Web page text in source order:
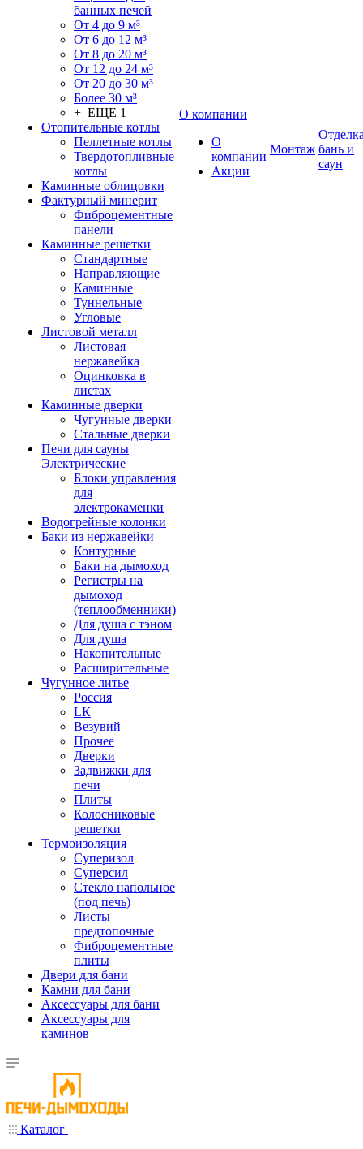
банных печей
От 4 до 9 м³
От 6 до 12 м³
От 8 до 20 м³
От 12 до 24 м³
От 20 до 30 м³
Более 30 м³
+ ЕЩЕ 1
Отопительные котлы
Пеллетные котлы
Твердотопливные
котлы
Каминные облицовки
Фактурный минерит
Фиброцементные
панели
Каминные решетки
Стандартные
Направляющие
Каминные
Туннельные
Угловые
Листовой металл
Листовая
нержавейка
Оцинковка в
листах
Каминные дверки
Чугунные дверки
Стальные дверки
Печи для сауны
Электрические
Блоки управления
для
электрокаменки
Водогрейные колонки
Баки из нержавейки
Контурные
Баки на дымоход
Регистры на
дымоход
(теплообменники)
Для душа с тэном
Для душа
Накопительные
Расширительные
Чугунное литье
Россия
LК
Везувий
Прочее
Дверки
Задвижки для
печи
Плиты
Колосниковые
решетки
Термоизоляция
Суперизол
Суперсил
Стекло напольное
(под печь)
Листы
предтопочные
Фиброцементные
плиты
Двери для бани
Камни для бани
Аксессуары для бани
Аксессуары для
каминов
О компании
О
компании
Акции
Монтаж бань и
саун
Каталог